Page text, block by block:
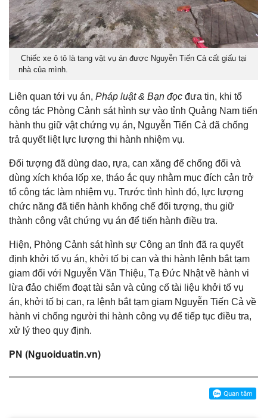
Chiếc xe ô tô là tang vật vụ án được Nguyễn Tiến Cả cất giấu tại
nhà của mình.
Liên quan tới vụ án, Pháp luật & Bạn đọc đưa tin, khi tổ
công tác Phòng Cảnh sát hình sự vào tỉnh Quảng Nam tiến
hành thu giữ vật chứng vụ án, Nguyễn Tiến Cả đã chống
trả quyết liệt lực lượng thi hành nhiệm vụ.
Đối tượng đã dùng dao, rựa, can xăng để chống đối và
dùng xích khóa lốp xe, tháo ắc quy nhằm mục đích cản trở
tổ công tác làm nhiệm vụ. Trước tình hình đó, lực lượng
chức năng đã tiến hành khống chế đối tượng, thu giữ
thành công vật chứng vụ án để tiến hành điều tra.
Hiện, Phòng Cảnh sát hình sự Công an tỉnh đã ra quyết
định khởi tố vụ án, khởi tố bị can và thi hành lệnh bắt tạm
giam đối với Nguyễn Văn Thiệu, Tạ Đức Nhật về hành vi
lừa đảo chiếm đoạt tài sản và củng cố tài liệu khởi tố vụ
án, khởi tố bị can, ra lệnh bắt tạm giam Nguyễn Tiến Cả về
hành vi chống người thi hành công vụ để tiếp tục điều tra,
xử lý theo quy định.
PN (Nguoiduatin.vn)